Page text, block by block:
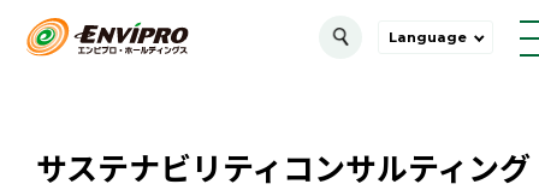
Language
サステナビリティコンサルティング